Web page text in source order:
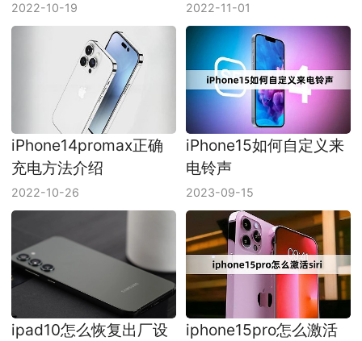
2022-10-19 2022-11-01
iPhone14promax正确
充电方法介绍
2022-10-26
iPhone15如何自定义来
电铃声
2023-09-15
ipad10怎么恢复出厂设
iphone15pro怎么激活